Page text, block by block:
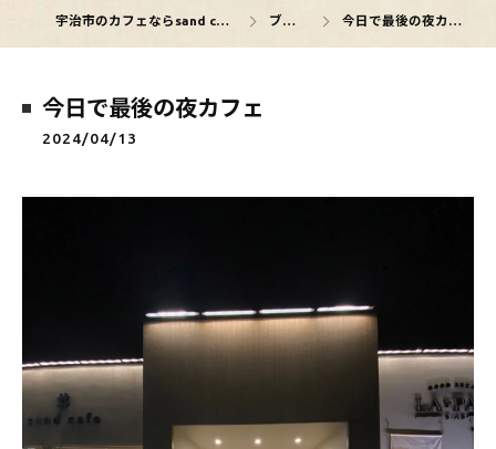
宇治市のカフェならsand cafe ブログ 今日で最後の夜カフェ
今日で最後の夜カフェ
2024/04/13